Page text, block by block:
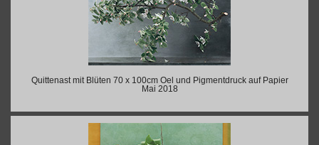
Quittenast mit Blüten 70 x 100cm Oel und Pigmentdruck auf Papier
Mai 2018